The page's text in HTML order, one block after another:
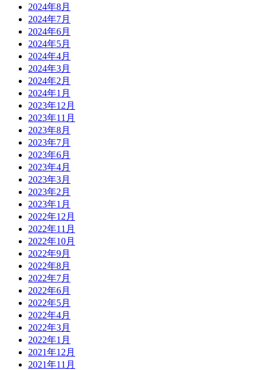
2024年8月
2024年7月
2024年6月
2024年5月
2024年4月
2024年3月
2024年2月
2024年1月
2023年12月
2023年11月
2023年8月
2023年7月
2023年6月
2023年4月
2023年3月
2023年2月
2023年1月
2022年12月
2022年11月
2022年10月
2022年9月
2022年8月
2022年7月
2022年6月
2022年5月
2022年4月
2022年3月
2022年1月
2021年12月
2021年11月